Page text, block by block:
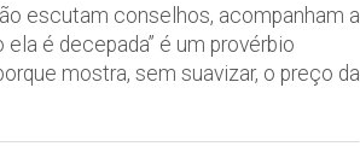
escutam conselhos, acompanham a
ela é decepada” é um provérbio
mostra, sem suavizar, o preço da